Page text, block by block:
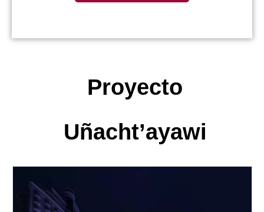
Proyecto
Uñacht’ayawi